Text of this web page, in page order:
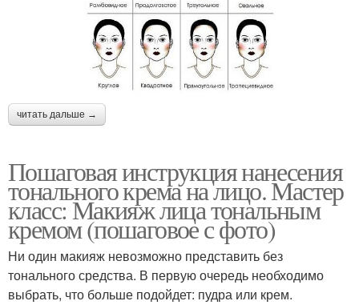
читать дальше →
Пошаговая инструкция нанесения
тонального крема на лицо. Мастер
класс: Макияж лица тональным
кремом (пошаговое с фото)
Ни один макияж невозможно представить без
тонального средства. В первую очередь необходимо
выбрать, что больше подойдет: пудра или крем.